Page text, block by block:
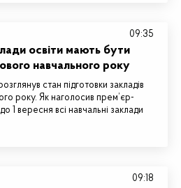
освіти мають бути
навчального року
стан підготовки закладів
року. Як наголосив прем’єр-
1 вересня всі навчальні заклади
09:35
09:18